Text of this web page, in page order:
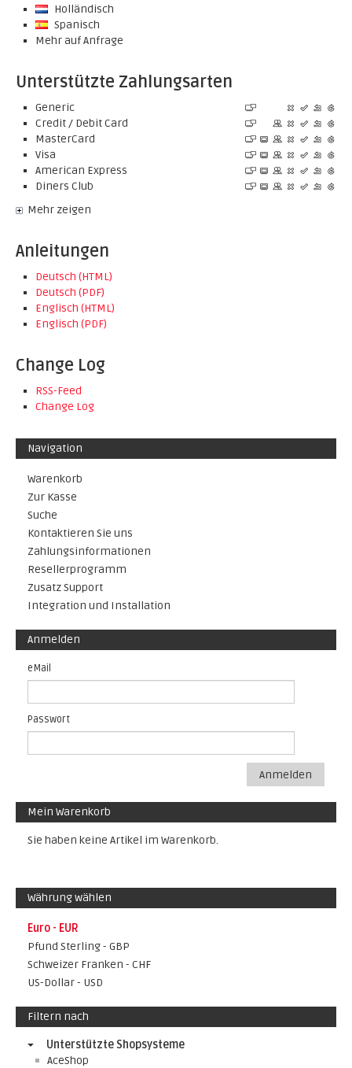
Holländisch
Spanisch
Mehr auf Anfrage
Unterstützte Zahlungsarten
Generic
Credit / Debit Card
MasterCard
Visa
American Express
Diners Club
Mehr zeigen
Anleitungen
Deutsch (HTML)
Deutsch (PDF)
Englisch (HTML)
Englisch (PDF)
Change Log
RSS-Feed
Change Log
Navigation
Warenkorb
Zur Kasse
Suche
Kontaktieren Sie uns
Zahlungsinformationen
Resellerprogramm
Zusatz Support
Integration und Installation
Anmelden
eMail
Passwort
Anmelden
Mein Warenkorb
Sie haben keine Artikel im Warenkorb.
Währung wählen
Euro - EUR
Pfund Sterling - GBP
Schweizer Franken - CHF
US-Dollar - USD
Filtern nach
Unterstützte Shopsysteme
AceShop